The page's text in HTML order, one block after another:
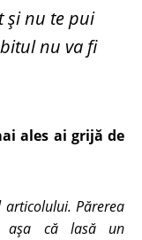
și nu te pui
nu va fi
ales ai grijă de
Părerea
așa că lasă un